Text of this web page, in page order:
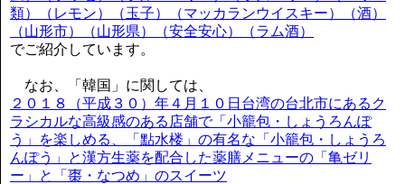
類）（レモン）（玉子）（マッカランウイスキー）（酒）
（山形市）（山形県）（安全安心）（ラム酒）
でご紹介しています。
なお、「韓国」に関しては、
２０１８（平成３０）年４月１０日台湾の台北市にあるク
ラシカルな高級感のある店舗で「小籠包・しょうろんぽ
う」を楽しめる、「點水楼」の有名な「小籠包・しょうろ
んぽう」と漢方生薬を配合した薬膳メニューの「亀ゼリ
ー」と「棗・なつめ」のスイーツ